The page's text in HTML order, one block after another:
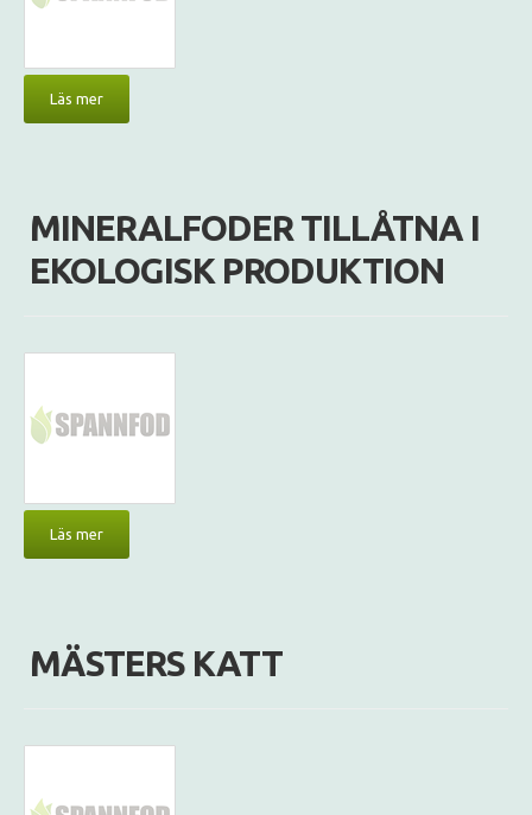
Läs mer
MINERALFODER TILLÅTNA I
EKOLOGISK PRODUKTION
Läs mer
MÄSTERS KATT